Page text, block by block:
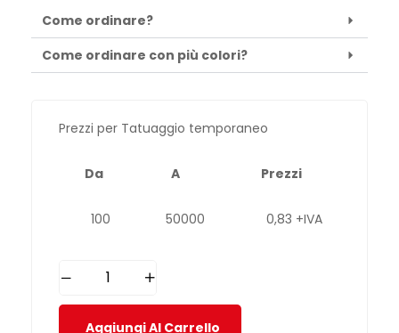
Come ordinare?
Come ordinare con più colori?
Prezzi per Tatuaggio temporaneo
Da A Prezzi
100 50000 0,83 +IVA
Aggiungi Al Carrello